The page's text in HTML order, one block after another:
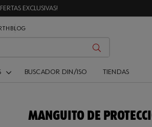
EXCLUSIVAS!
BLOG
BUSCADOR DIN/ISO TIENDAS
MANGUITO DE